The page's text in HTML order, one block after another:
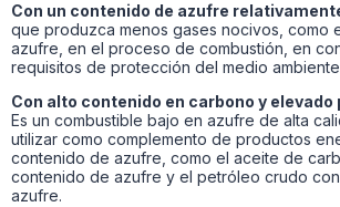
Con un contenido de azufre
que produzca menos gases nocivos, como
azufre, en el proceso de combustión, en
requisitos de protección del medio
Con alto contenido en carbono y
Es un combustible bajo en azufre de alta
utilizar como complemento de productos
contenido de azufre, como el aceite de
contenido de azufre y el petróleo crudo
azufre.